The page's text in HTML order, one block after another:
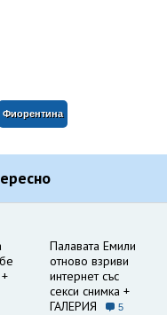
Фиорентина
Палавата Емили
отново взриви
интернет със
секси снимка +
ГАЛЕРИЯ
5